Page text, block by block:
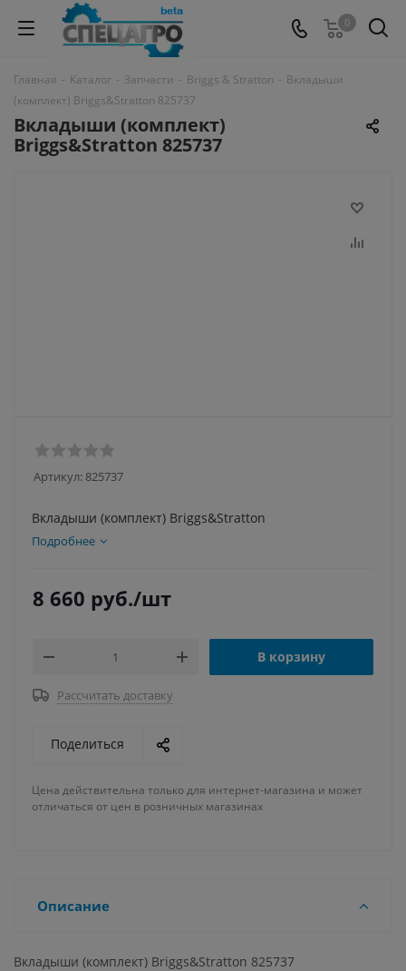
0
Главная - Каталог - Запчасти - Briggs & Stratton - Вкладыши
(комплект) Briggs&Stratton 825737
Вкладыши (комплект)
Briggs&Stratton 825737
Артикул: 825737
Вкладыши (комплект) Briggs&Stratton
Подробнее
8 660 руб./шт
В корзину
Рассчитать доставку
Поделиться
Цена действительна только для интернет-магазина и может
отличаться от цен в розничных магазинах
Описание
Вкладыши (комплект) Briggs&Stratton 825737